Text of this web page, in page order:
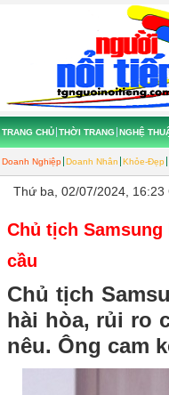
TRANG CHỦ THỜI TRANG NGHỆ
Doanh Nghiệp Doanh Nhân Khỏe-Đẹp
Thứ ba, 02/07/2024, 16:23
Chủ tịch
cầu
Chủ tịch
hài hòa, rủi ro
nêu. Ông cam